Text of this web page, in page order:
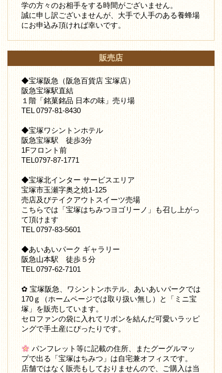
学の方々のお相手をする時間がございません。
誠に申し訳ございませんが、大手で人手のある養蜂場
にお申込み頂ければ幸いです。
販売店
◆宝塚阪急（阪急百貨店 宝塚店）
阪急宝塚駅直結
１階「銘菓銘品 日本の味」売り場
TEL 0797-81-8430
◆宝塚ワシントンホテル
阪急宝塚駅 徒歩3分
1Fフロント前
TEL0797-87-1771
◆宝塚北インター サービスエリア
宝塚市玉瀬字奥之焼1-125
売店及びテイクアウトスイーツ売場
こちらでは「宝塚はちみつヨゴリーノ」も召し上がっ
て頂けます
TEL 0797-83-5601
◆あいあいパーク ギャラリー
阪急山本駅 徒歩５分
TEL 0797-62-7101
✿ 宝塚阪急、ワシントンホテル、あいあいパークでは
170ｇ（ホームページでは取り扱い無し）と「ミニ宝
塚」を販売しています。
セロファンの袋に入れてリボンを結んだ可愛いラッピ
ングで手土産にぴったりです。
パンフレット等に記載の住所、またグーグルマッ
プで出る「宝塚はちみつ」は自宅兼オフィスです。
店舗ではなく販売もしておりませんので、ご購入は当